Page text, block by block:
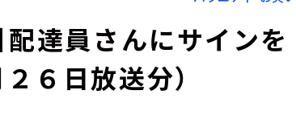
配達員さんにサインを
６日放送分）